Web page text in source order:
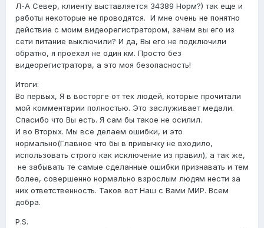
Л-А Север, клиенту выставляется 34389 Норм?) так еще и
работы некоторые не проводятся. И мне очень не понятно
действие с моим видеорегистратором, зачем вы его из
сети питание выключили? И да, Вы его не подключили
обратно, я проехал не один км. Просто без
видеорегистратора, а это моя безопасность!
Итоги:
Во первых, Я в восторге от тех людей, которые прочитали
мой комментарии полностью. Это заслуживает медали.
Спасибо что Вы есть. Я сам бы такое не осилил.
И во Вторых. Мы все делаем ошибки, и это
нормально(Главное что бы в привычку не входило,
использовать строго как исключение из правил), а так же,
не забывать те самые сделанные ошибки признавать и тем
более, совершенно нормально взрослым людям нести за
них ответственность. Таков вот Наш с Вами МИР. Всем
добра.
P.S.